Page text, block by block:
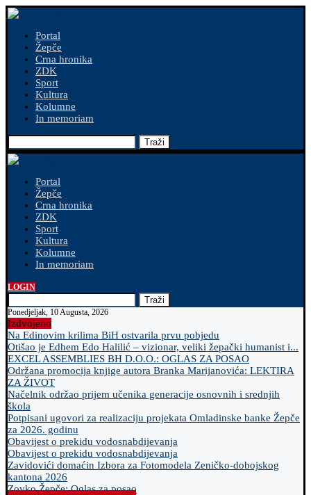
Portal
Žepče
Crna hronika
ZDK
Sport
Kultura
Kolumne
In memoriam
Traži
Portal
Žepče
Crna hronika
ZDK
Sport
Kultura
Kolumne
In memoriam
LOGIN
Traži
Ponedjeljak, 10 Augusta, 2026
Izdvojeno
Na Edinovim krilima BiH ostvarila prvu pobjedu
Otišao je Edhem Edo Halilić – vizionar, veliki žepački humanist i...
EXCEL ASSEMBLIES BH D.O.O.: OGLAS ZA POSAO
Održana promocija knjige autora Branka Marijanovića: LEKTIRA
ZA ŽIVOT
Načelnik održao prijem učenika generacije osnovnih i srednjih
škola
Potpisani ugovori za realizaciju projekata Omladinske banke Žepče
za 2026. godinu
Obavijest o prekidu vodosnabdijevanja
Obavijest o prekidu vodosnabdijevanja
Zavidovići domaćin Izbora za Fotomodela Zeničko-dobojskog
kantona 2026
Zovko Žepče: Oglas za posao